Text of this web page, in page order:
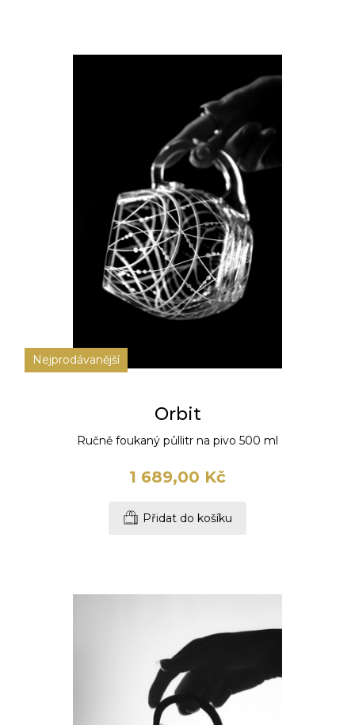
Nejprodávanější
Orbit
Ručně foukaný půllitr na pivo 500 ml
1 689,00 Kč
Přidat do košíku